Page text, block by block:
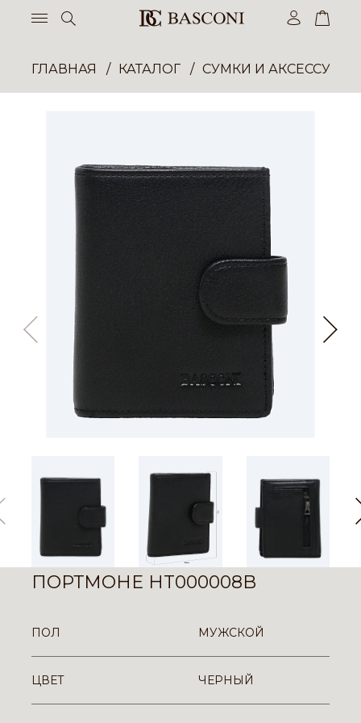
ГЛАВНАЯ КАТАЛОГ СУМКИ И
ПОРТМОНЕ HT000008B
ПОЛ МУЖСКОЙ
ЦВЕТ ЧЕРНЫЙ